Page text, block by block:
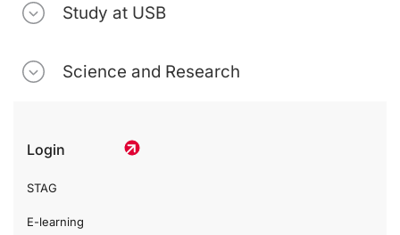
Study at USB
Science and Research
Login
STAG
E-learning